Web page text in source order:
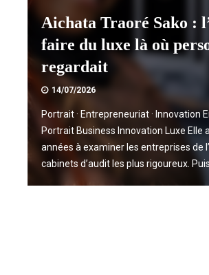
Aichata Traoré Sako :
faire du luxe là où
regardait
14/07/2026
Portrait · Entrepreneuriat · Innovation
Portrait Business Innovation Luxe Elle
années à examiner les entreprises de
cabinets d’audit les plus rigoureux.